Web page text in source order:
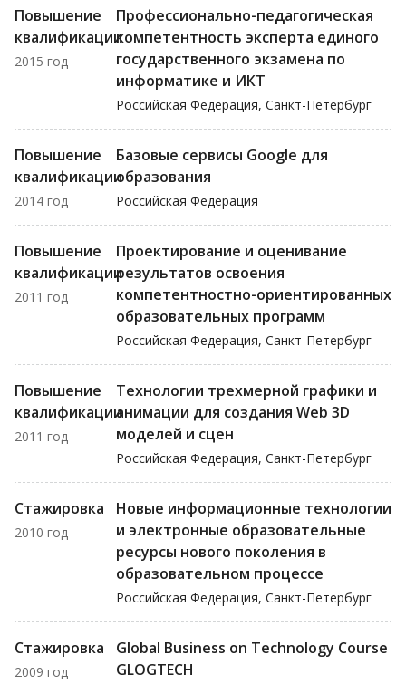
Повышение
квалификации
2015 год
Профессионально-педагогическая
компетентность эксперта единого
государственного экзамена по
информатике и ИКТ
Российская Федерация, Санкт-Петербург
Повышение
квалификации
2014 год
Базовые сервисы Google для
образования
Российская Федерация
Повышение
квалификации
2011 год
Проектирование и оценивание
результатов освоения
компетентностно-ориентированных
образовательных программ
Российская Федерация, Санкт-Петербург
Повышение
квалификации
2011 год
Технологии трехмерной графики и
анимации для создания Web 3D
моделей и сцен
Российская Федерация, Санкт-Петербург
Стажировка
2010 год
Новые информационные технологии
и электронные образовательные
ресурсы нового поколения в
образовательном процессе
Российская Федерация, Санкт-Петербург
Стажировка
2009 год
Global Business on Technology Course
GLOGTECH